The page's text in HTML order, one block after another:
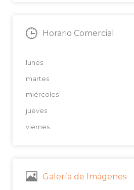
Horario Comercial
lunes
martes
miércoles
jueves
viernes
Galería de Imágenes